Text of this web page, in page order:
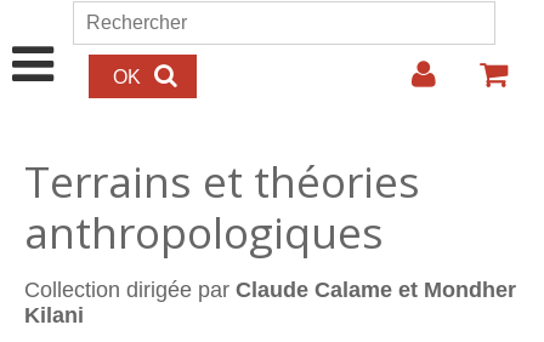
Aller au contenu principal
Formulaire de recherche
Rechercher
Terrains et théories
anthropologiques
Collection dirigée par Claude Calame et Mondher
Kilani